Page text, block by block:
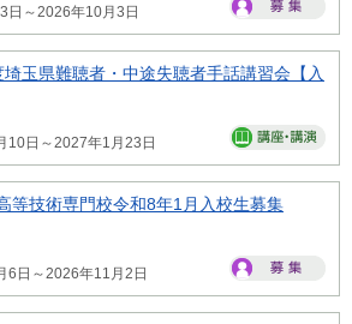
日～2026年10月3日
玉県難聴者・中途失聴者手話講習会【入
10日～2027年1月23日
等技術専門校令和8年1月入校生募集
6日～2026年11月2日